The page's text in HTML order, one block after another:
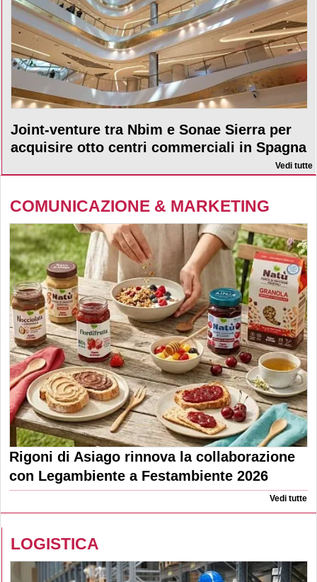
Joint-venture tra Nbim e Sonae Sierra per
acquisire otto centri commerciali in Spagna
Vedi tutte
COMUNICAZIONE & MARKETING
Rigoni di Asiago rinnova la collaborazione
con Legambiente a Festambiente 2026
Vedi tutte
LOGISTICA